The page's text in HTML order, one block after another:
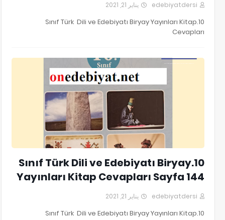
edebiyatdersi يناير 21, 2021
10.Sınıf Türk Dili ve Edebiyatı Biryay Yayınları Kitap
Cevapları
10.Sınıf Türk Dili ve Edebiyatı Biryay
Yayınları Kitap Cevapları Sayfa 144
edebiyatdersi يناير 21, 2021
10.Sınıf Türk Dili ve Edebiyatı Biryay Yayınları Kitap